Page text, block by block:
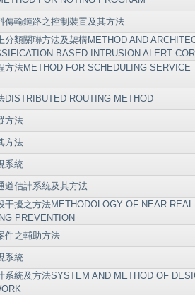
傳輸鏈路之控制裝置及其方法
分類關聯方法及架構METHOD AND
BASED INTRUSION ALERT
方法METHOD FOR SCHEDULING SERVICE
DISTRIBUTED ROUTING METHOD
方法
方法
系統
道估計系統及其方法
干擾之方法METHODOLOGY OF NEAR
PREVENTION
件之輔助方法
系統
系統及方法SYSTEM AND METHOD OF